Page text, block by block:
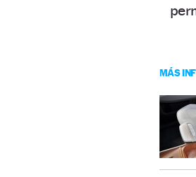
MÁS